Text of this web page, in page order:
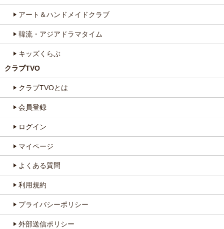
アート＆ハンドメイドクラブ
韓流・アジアドラマタイム
キッズくらぶ
クラブTVO
クラブTVOとは
会員登録
ログイン
マイページ
よくある質問
利用規約
プライバシーポリシー
外部送信ポリシー